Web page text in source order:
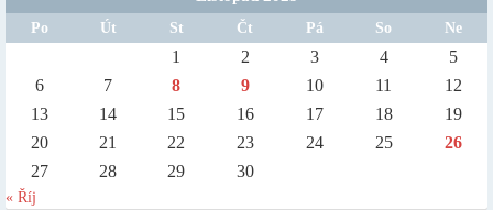
Po Út St Čt Pá So Ne
1 2 3 4
5
6
7 8 9 10 11
12
13
14 15 16 17 18
19
20
21 22 23 24 25
26
27
28 29 30
« Říj